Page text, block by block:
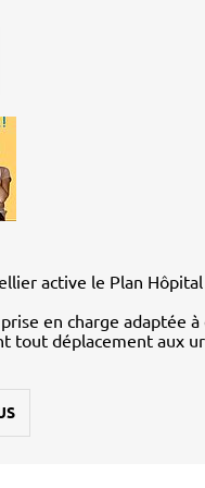
active le Plan
en charge adaptée à
tout déplacement aux